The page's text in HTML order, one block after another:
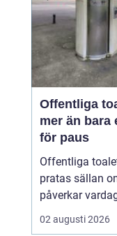
Offentliga
mer än bara
för paus
Offentliga
pratas sällan
påverkar
nästan alla.
park eller
02 augusti 2026